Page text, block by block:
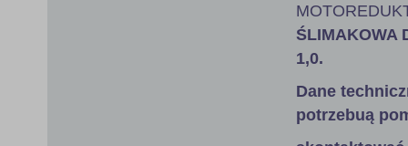
ŚLIMAKOWA
1,0.
Dane
potrzebuą